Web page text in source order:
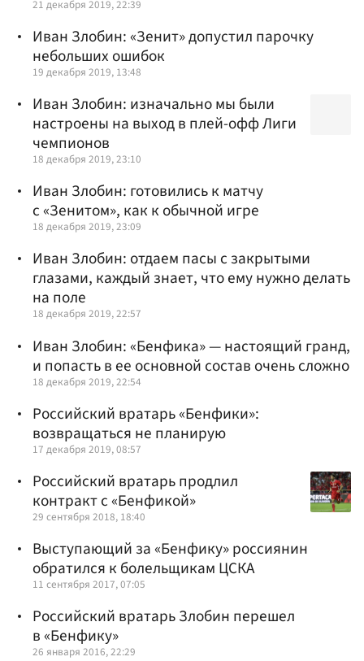
21 декабря 2019, 22:39
Иван Злобин: «Зенит» допустил парочку
небольших ошибок
19 декабря 2019, 13:48
Иван Злобин: изначально мы были
настроены на выход в плей-офф Лиги
чемпионов
18 декабря 2019, 23:10
Иван Злобин: готовились к матчу
с «Зенитом», как к обычной игре
18 декабря 2019, 23:09
Иван Злобин: отдаем пасы с закрытыми
глазами, каждый знает, что ему нужно делать
на поле
18 декабря 2019, 22:57
Иван Злобин: «Бенфика» — настоящий гранд,
и попасть в ее основной состав очень сложно
18 декабря 2019, 22:54
Российский вратарь «Бенфики»:
возвращаться не планирую
17 декабря 2019, 08:57
Российский вратарь продлил
контракт с «Бенфикой»
29 сентября 2018, 18:40
Выступающий за «Бенфику» россиянин
обратился к болельщикам ЦСКА
11 сентября 2017, 07:05
Российский вратарь Злобин перешел
в «Бенфику»
26 января 2016, 22:29